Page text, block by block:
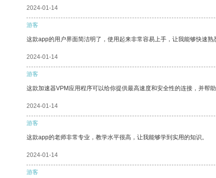
2024-01-14
游客
这款app的用户界面简洁明了，使用起来非常容易上手，让我能够快速熟
2024-01-14
游客
这款加速器VPM应用程序可以给你提供最高速度和安全性的连接，并帮助
2024-01-14
游客
这款app的老师非常专业，教学水平很高，让我能够学到实用的知识。
2024-01-14
游客